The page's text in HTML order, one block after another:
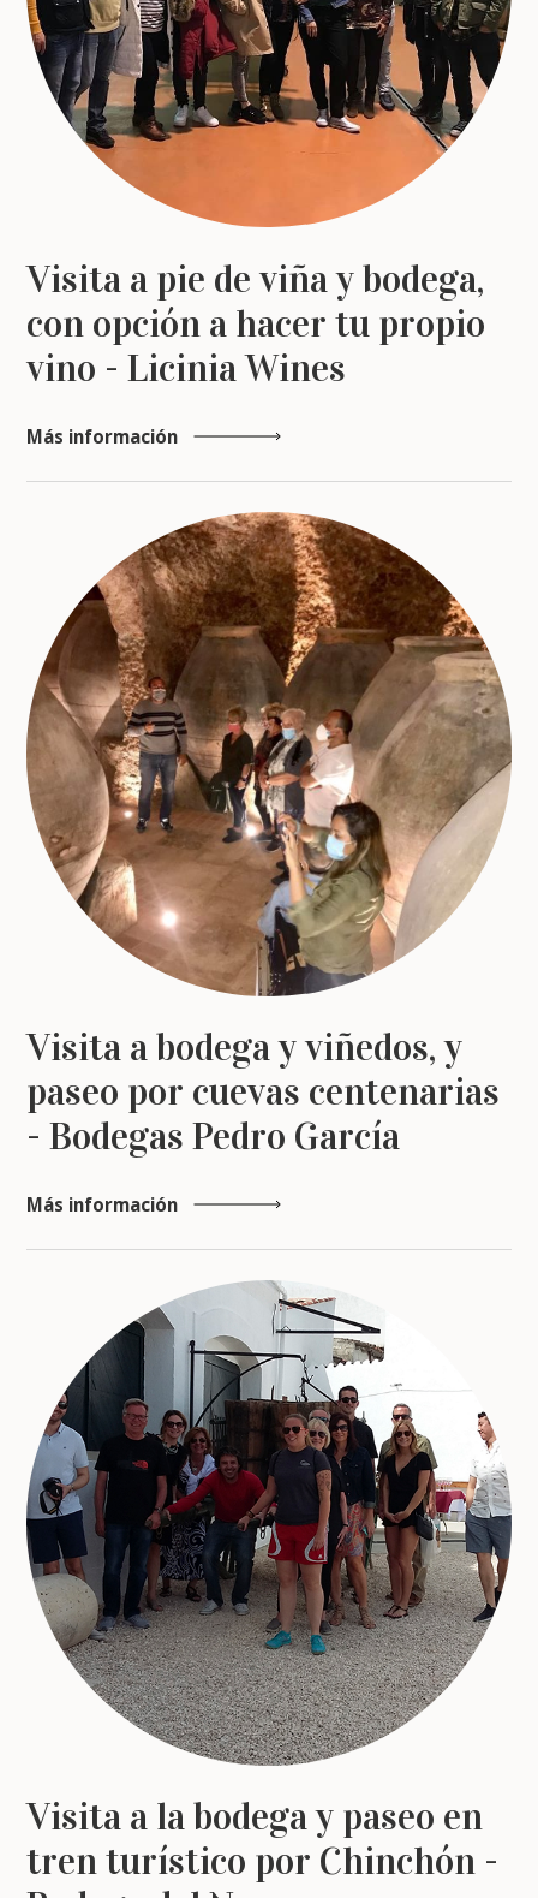
Visita a pie de viña y bodega,
con opción a hacer tu propio
vino - Licinia Wines
Más información
Visita a bodega y viñedos, y
paseo por cuevas centenarias
- Bodegas Pedro García
Más información
Visita a la bodega y paseo en
tren turístico por Chinchón -